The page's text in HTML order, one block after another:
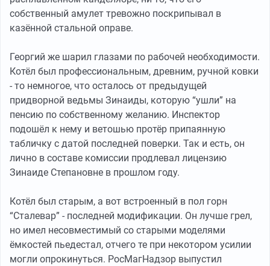
собственный амулет тревожно поскрипывал в
казённой стальной оправе.
Георгий же шарил глазами по рабочей необходимости.
Котёл был профессиональным, древним, ручной ковки
- то немногое, что осталось от предыдущей
придворной ведьмы Зинаиды, которую “ушли” на
пенсию по собственному желанию. Инспектор
подошёл к нему и ветошью протёр припаянную
табличку с датой последней поверки. Так и есть, он
лично в составе комиссии продлевал лицензию
Зинаиде Степановне в прошлом году.
Котёл был старым, а вот встроенный в пол горн
“Сталевар” - последней модификации. Он лучше грел,
но имел несовместимый со старыми моделями
ёмкостей пьедестал, отчего те при некотором усилии
могли опрокинуться. РосМагНадзор выпустил